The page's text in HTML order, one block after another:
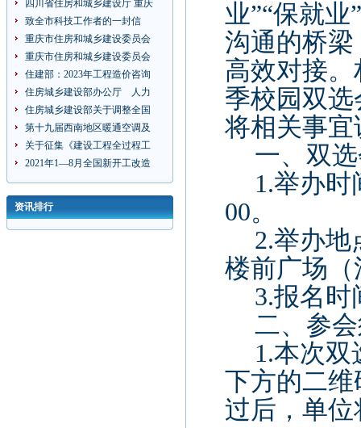
四川省住房和城乡建设厅 重庆
致全市科技工作者的一封信
重庆市住房和城乡建设委员会
重庆市住房和城乡建设委员会
住建部：2023年工程造价咨询
住房城乡建设部办公厅 人力
住房城乡建设部关于调整全国
第十九届西南地区暖通空调及
关于征集《建设工程全过程工
2021年1—8月全国新开工改造
资讯排行
业”“保就
沟通的桥
高效对接
季校园双
将相关事
一、双
1.举办时
00。
2.举办地
楼前广场
3.报名时
二、参
1.本次双
下方的二
过后，单